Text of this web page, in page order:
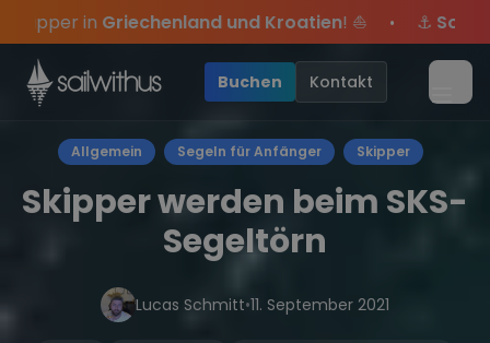
Skip to content
Kroatien ! ⛵ • ⚓Sommer-Special : Mit Code Yacht
Sichere Dir jetztDein Meilenbuch und Deine
Angebote mehr Sowie20€ Rabatt auf deinen
sei dabei. Season Closing Party 2026!Die
Buchen Kontakt
Allgemein Segeln für Anfänger Skipper
Skipper werden beim SKS-
Segeltörn
Lucas Schmitt•11. September 2021